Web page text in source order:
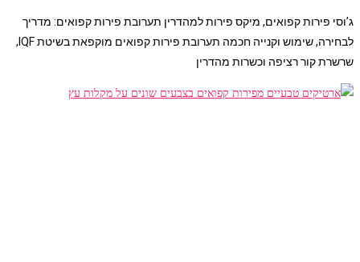
ג’וסי פירות קפואים, מיקס פירות למהדרין תערובת פירות קפואים: מדריך
לבחירה, שימוש וקנייה חכמה תערובת פירות קפואים מוקפאת בשיטת IQF,
שרשרת קור רציפה וכשרות מהדרין